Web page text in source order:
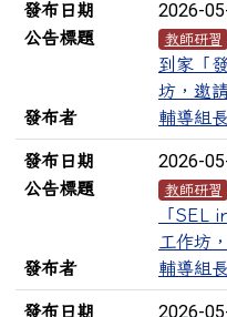
發布日期 2026-
公告標題 教師研習
到家「
坊，邀
發布者
輔導組長
發布日期 2026-
公告標題 教師研習
「SEL
工作坊
發布者
輔導組長
發布日期 2026-